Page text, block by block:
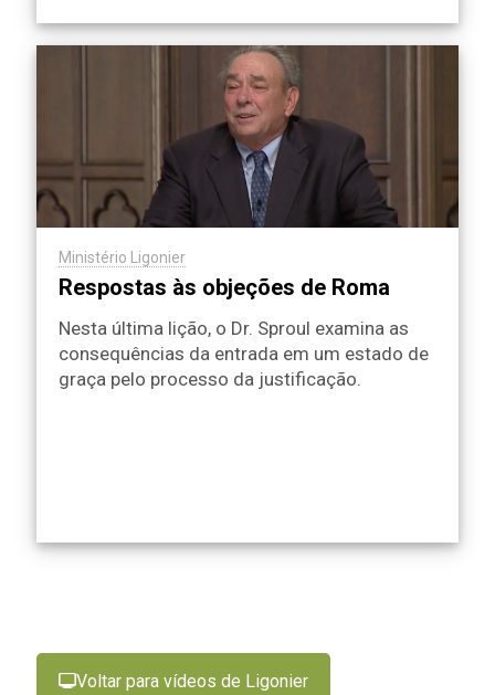
Ministério Ligonier
Respostas às objeções de Roma
Nesta última lição, o Dr. Sproul examina as
consequências da entrada em um estado de
graça pelo processo da justificação.
Voltar para vídeos de Ligonier